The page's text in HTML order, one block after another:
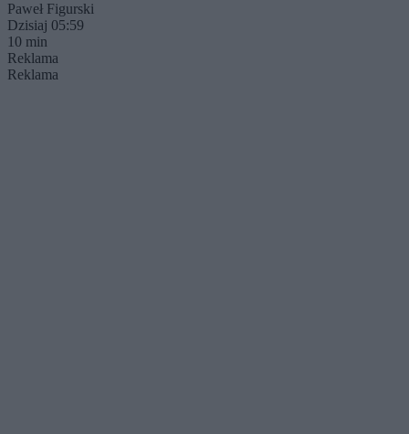
Paweł Figurski
Dzisiaj 05:59
10 min
Reklama
Reklama